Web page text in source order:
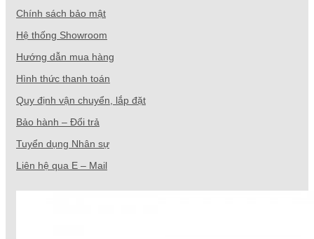
Chính sách bảo mật
Hệ thống Showroom
Hướng dẫn mua hàng
Hình thức thanh toán
Quy định vận chuyển, lắp đặt
Bảo hành – Đổi trả
Tuyển dụng Nhân sự
Liên hệ qua E – Mail